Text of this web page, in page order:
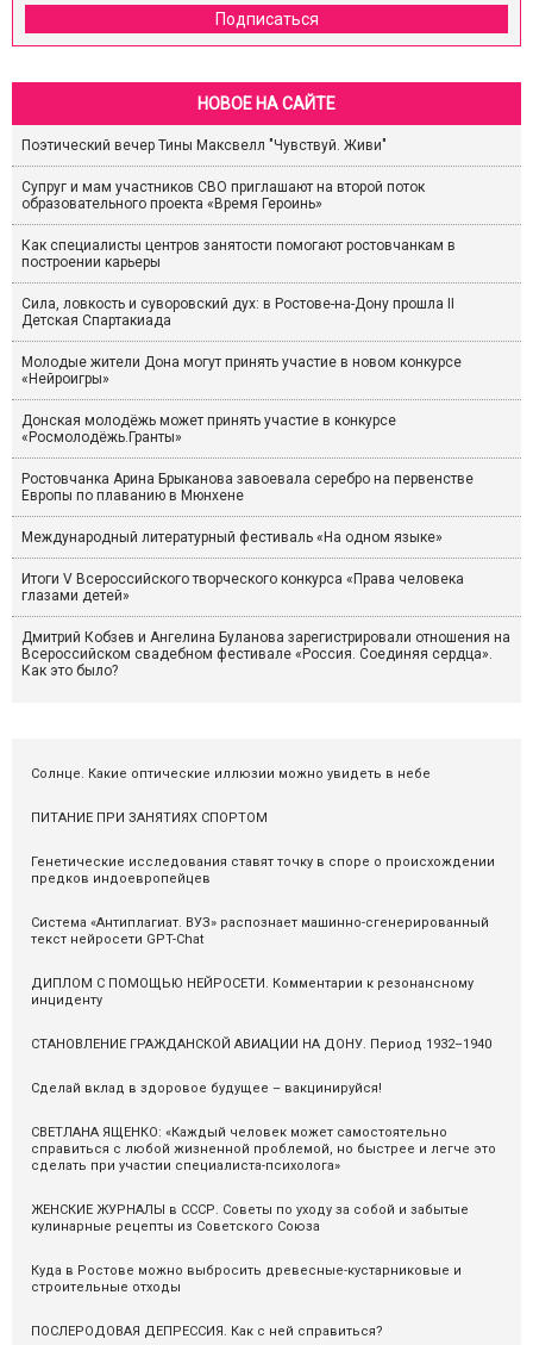
Подписаться
НОВОЕ НА САЙТЕ
Поэтический вечер Тины Максвелл "Чувствуй. Живи"
Супруг и мам участников СВО приглашают на второй поток
образовательного проекта «Время Героинь»
Как специалисты центров занятости помогают ростовчанкам в
построении карьеры
Сила, ловкость и суворовский дух: в Ростове-на-Дону прошла II
Детская Спартакиада
Молодые жители Дона могут принять участие в новом конкурсе
«Нейроигры»
Донская молодёжь может принять участие в конкурсе
«Росмолодёжь.Гранты»
Ростовчанка Арина Брыканова завоевала серебро на первенстве
Европы по плаванию в Мюнхене
Международный литературный фестиваль «На одном языке»
Итоги V Всероссийского творческого конкурса «Права человека
глазами детей»
Дмитрий Кобзев и Ангелина Буланова зарегистрировали отношения на
Всероссийском свадебном фестивале «Россия. Соединяя сердца».
Как это было?
Солнце. Какие оптические иллюзии можно увидеть в небе
ПИТАНИЕ ПРИ ЗАНЯТИЯХ СПОРТОМ
Генетические исследования ставят точку в споре о происхождении
предков индоевропейцев
Система «Антиплагиат. ВУЗ» распознаeт машинно-сгенерированный
текст нейросети GPT-Chat
ДИПЛОМ С ПОМОЩЬЮ НЕЙРОСЕТИ. Комментарии к резонансному
инциденту
СТАНОВЛЕНИЕ ГРАЖДАНСКОЙ АВИАЦИИ НА ДОНУ. Период 1932–1940
Сделай вклад в здоровое будущее – вакцинируйся!
СВЕТЛАНА ЯЩЕНКО: «Каждый человек может самостоятельно
справиться с любой жизненной проблемой, но быстрее и легче это
сделать при участии специалиста-психолога»
ЖЕНСКИЕ ЖУРНАЛЫ в СССР. Советы по уходу за собой и забытые
кулинарные рецепты из Советского Союза
Куда в Ростове можно выбросить древесные-кустарниковые и
строительные отходы
ПОСЛЕРОДОВАЯ ДЕПРЕССИЯ. Как с ней справиться?